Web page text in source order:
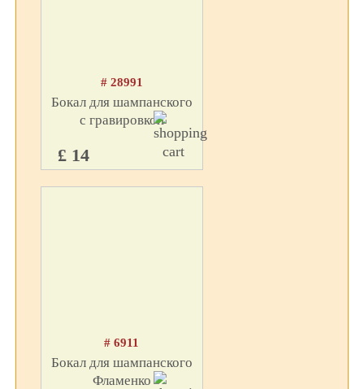
# 28991
Бокал для шампанского
с гравировкой
£ 14
# 6911
Бокал для шампанского
Фламенко